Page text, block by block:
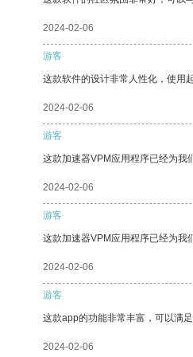
2024-02-06
游客
这款软件的设计非常人性化，使用
2024-02-06
游客
这款加速器VPM应用程序已经为我
2024-02-06
游客
这款加速器VPM应用程序已经为我
2024-02-06
游客
这款app的功能非常丰富，可以满足
2024-02-06